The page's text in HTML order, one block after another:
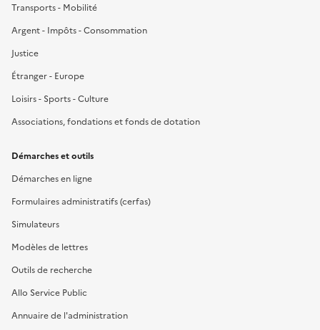
Transports - Mobilité
Argent - Impôts - Consommation
Justice
Étranger - Europe
Loisirs - Sports - Culture
Associations, fondations et fonds de dotation
Démarches et outils
Démarches en ligne
Formulaires administratifs (cerfas)
Simulateurs
Modèles de lettres
Outils de recherche
Allo Service Public
Annuaire de l'administration